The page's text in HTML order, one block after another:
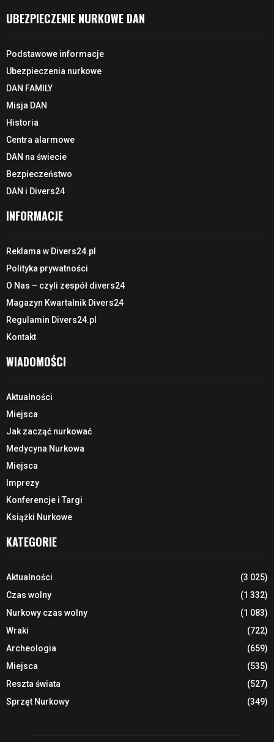
UBEZPIECZENIE NURKOWE DAN
Podstawowe informacje
Ubezpieczenia nurkowe
DAN FAMILY
Misja DAN
Historia
Centra alarmowe
DAN na świecie
Bezpieczeństwo
DAN i Divers24
INFORMACJE
Reklama w Divers24.pl
Polityka prywatności
O Nas – czyli zespół divers24
Magazyn Kwartalnik Divers24
Regulamin Divers24.pl
Kontakt
WIADOMOŚCI
Aktualności
Miejsca
Jak zacząć nurkować
Medycyna Nurkowa
Miejsca
Imprezy
Konferencje i Targi
Książki Nurkowe
KATEGORIE
Aktualności
(3 025)
Czas wolny
(1 332)
Nurkowy czas wolny
(1 083)
Wraki
(722)
Archeologia
(659)
Miejsca
(535)
Reszta świata
(527)
Sprzęt Nurkowy
(349)